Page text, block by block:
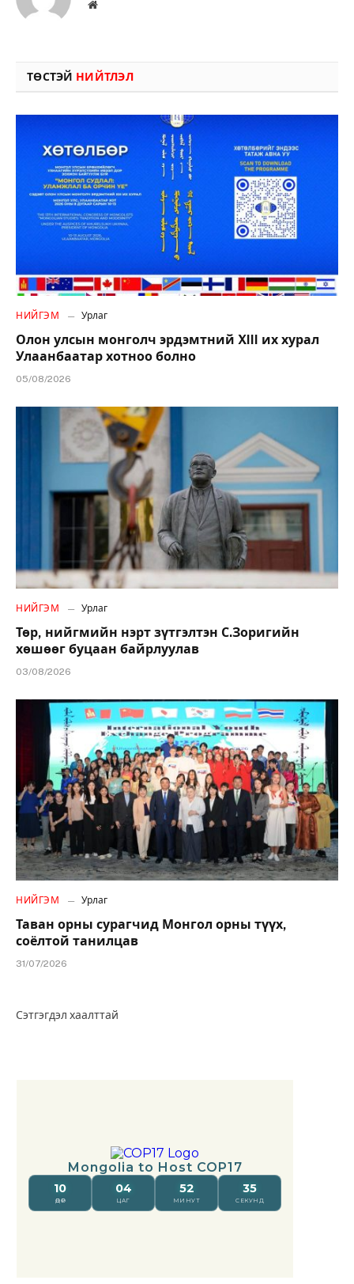
Вэбсайт
ТӨСТЭЙ НИЙТЛЭЛ
НИЙГЭМ Урлаг
Олон улсын монголч эрдэмтний XIII их хурал
Улаанбаатар хотноо болно
05/08/2026
НИЙГЭМ Урлаг
Төр, нийгмийн нэрт зүтгэлтэн С.Зоригийн
хөшөөг буцаан байрлуулав
03/08/2026
НИЙГЭМ Урлаг
Таван орны сурагчид Монгол орны түүх,
соёлтой танилцав
31/07/2026
Сэтгэгдэл хаалттай